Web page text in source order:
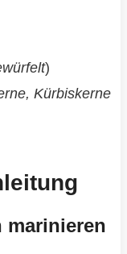
)
Kürbiskerne
marinieren